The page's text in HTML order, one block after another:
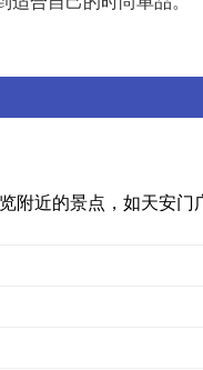
附近的景点，如天安门